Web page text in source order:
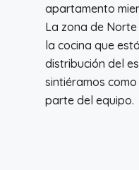
apartamento
La zona de
la cocina que
distribución del
sintiéramos
parte del equipo.